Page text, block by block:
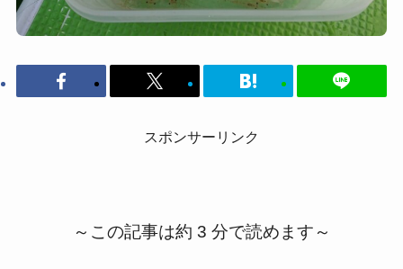
スポンサーリンク
～この記事は約 3 分で読めます～